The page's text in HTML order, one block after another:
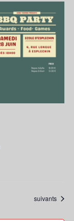
Évènements
suivants